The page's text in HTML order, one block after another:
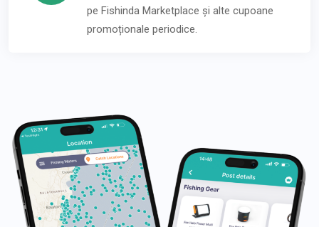
pe Fishinda Marketplace și alte cupoane
promoționale periodice.